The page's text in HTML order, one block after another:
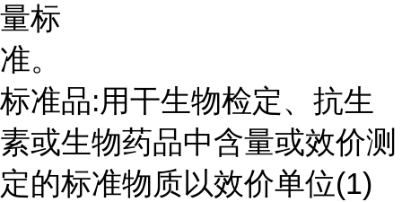
量标
准。
标准品:用干生物检定、抗生
素或生物药品中含量或效价测
定的标准物质以效价单位(1)